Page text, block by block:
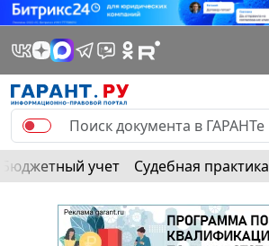
Бюджетный учет Судебная практика